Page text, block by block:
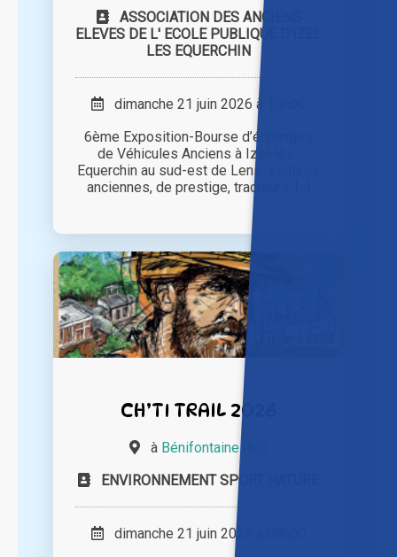
ASSOCIATION DES ANCIENS
ELEVES DE L' ECOLE PUBLIQUE D'IZEL
LES EQUERCHIN
dimanche 21 juin 2026 à 10h00
6ème Exposition-Bourse d’échanges
de Véhicules Anciens à Izel-lès-
Equerchin au sud-est de Lens. Voitures
anciennes, de prestige, tracteurs, [...]
CH’TI TRAIL 2026
à Bénifontaine (62)
ENVIRONNEMENT SPORT NATURE
dimanche 21 juin 2026 à 09h00